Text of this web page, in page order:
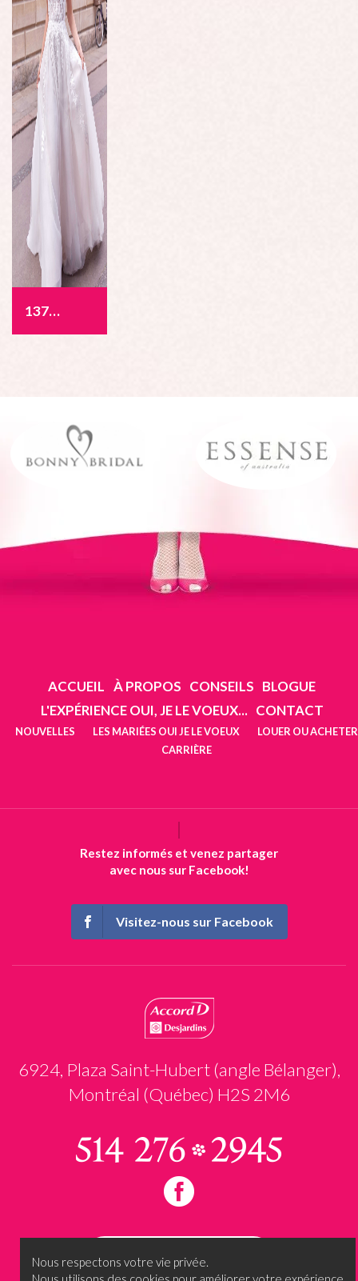
1377 - Allegra
ACCUEIL À PROPOS CONSEILS BLOGUE
L'EXPÉRIENCE OUI, JE LE VOEUX... CONTACT
NOUVELLES LES MARIÉES OUI JE LE VOEUX
LOUER OU ACHETER
CARRIÈRE
Restez informés et venez partager
avec nous sur Facebook!
Visitez-nous sur Facebook
6924, Plaza Saint-Hubert (angle Bélanger),
Montréal (Québec) H2S 2M6
Prendre rendez-vous
Nous respectons votre vie privée.